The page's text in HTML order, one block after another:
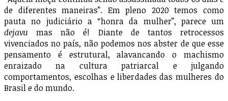
de diferentes maneiras”. Em pleno 2020 temos como
pauta no judiciário a “honra da mulher”, parece um
dejavu mas não é! Diante de tantos retrocessos
vivenciados no país, não podemos nos abster de que esse
pensamento é estrutural, alavancando o machismo
enraizado na cultura patriarcal e julgando
comportamentos, escolhas e liberdades das mulheres do
Brasil e do mundo.